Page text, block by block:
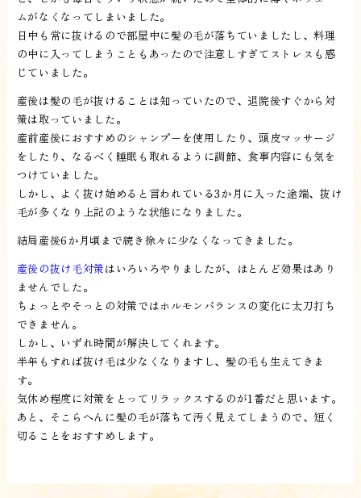
ムがなくなってしまいました。
日中も常に抜けるので部屋中に髪の毛が落ちていましたし、料理
の中に入ってしまうこともあったので注意しすぎてストレスも感
じていました。
産後は髪の毛が抜けることは知っていたので、退院後すぐから対
策は取っていました。
産前産後におすすめのシャンプーを使用したり、頭皮マッサージ
をしたり、なるべく睡眠も取れるように調節、食事内容にも気を
つけていました。
しかし、よく抜け始めると言われている3か月に入った途端、抜け
毛が多くなり上記のような状態になりました。
結局産後6か月頃まで続き徐々に少なくなってきました。
産後の抜け毛対策はいろいろやりましたが、ほとんど効果はあり
ませんでした。
ちょっとやそっとの対策ではホルモンバランスの変化に太刀打ち
できません。
しかし、いずれ時間が解決してくれます。
半年もすれば抜け毛は少なくなりますし、髪の毛も生えてきま
す。
気休め程度に対策をとってリラックスするのが1番だと思います。
あと、そこらへんに髪の毛が落ちて汚く見えてしまうので、短く
切ることをおすすめします。